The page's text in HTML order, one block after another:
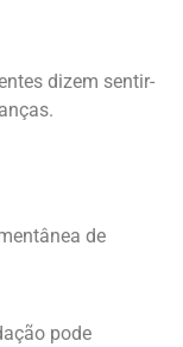
dizem sentir-
de
pode